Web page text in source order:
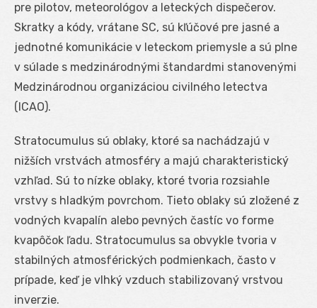
pre pilotov, meteorológov a leteckých dispečerov.
Skratky a kódy, vrátane SC, sú kľúčové pre jasné a
jednotné komunikácie v leteckom priemysle a sú plne
v súlade s medzinárodnými štandardmi stanovenými
Medzinárodnou organizáciou civilného letectva
(ICAO).
Stratocumulus sú oblaky, ktoré sa nachádzajú v
nižších vrstvách atmosféry a majú charakteristický
vzhľad. Sú to nízke oblaky, ktoré tvoria rozsiahle
vrstvy s hladkým povrchom. Tieto oblaky sú zložené z
vodných kvapalín alebo pevných častíc vo forme
kvapôčok ľadu. Stratocumulus sa obvykle tvoria v
stabilných atmosférických podmienkach, často v
prípade, keď je vlhký vzduch stabilizovaný vrstvou
inverzie.